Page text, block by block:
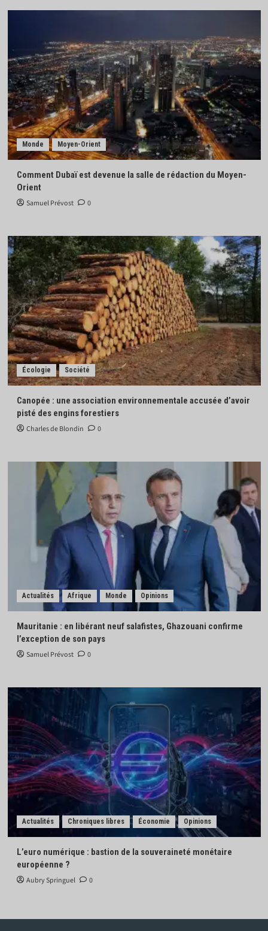
Monde Moyen-Orient
Comment Dubaï est devenue la salle de rédaction du Moyen-
Orient
Samuel Prévost 0
Écologie Société
Canopée : une association environnementale accusée d’avoir
pisté des engins forestiers
Charles de Blondin 0
Actualités Afrique Monde Opinions
Mauritanie : en libérant neuf salafistes, Ghazouani confirme
l’exception de son pays
Samuel Prévost 0
Actualités Chroniques libres Économie Opinions
L’euro numérique : bastion de la souveraineté monétaire
européenne ?
Aubry Springuel 0